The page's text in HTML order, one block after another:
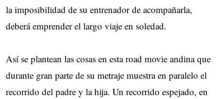
la imposibilidad de su entrenador de acompañarla,
deberá emprender el largo viaje en soledad.
Así se plantean las cosas en esta road movie andina que
durante gran parte de su metraje muestra en paralelo el
recorrido del padre y la hija. Un recorrido espejado, en